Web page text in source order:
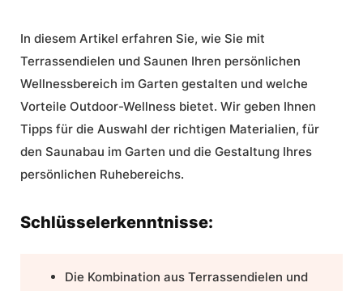
In diesem Artikel erfahren Sie, wie Sie mit
Terrassendielen und Saunen Ihren persönlichen
Wellnessbereich im Garten gestalten und welche
Vorteile Outdoor-Wellness bietet. Wir geben Ihnen
Tipps für die Auswahl der richtigen Materialien, für
den Saunabau im Garten und die Gestaltung Ihres
persönlichen Ruhebereichs.
Schlüsselerkenntnisse:
Die Kombination aus Terrassendielen und